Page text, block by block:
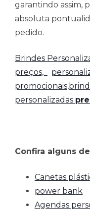
garantindo assim,
absoluta
pedido.
Brindes
preços,
personalizadas
Confira alguns
Canetas
power bank
Agendas